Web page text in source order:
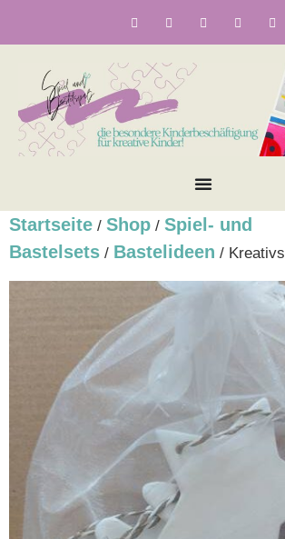
Startseite / Shop / Spiel- und
Bastelsets / Bastelideen /